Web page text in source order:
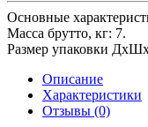
Основные
Масса брутто, кг: 7.
Размер упаковки
Описание
Характеристики
Отзывы (0)